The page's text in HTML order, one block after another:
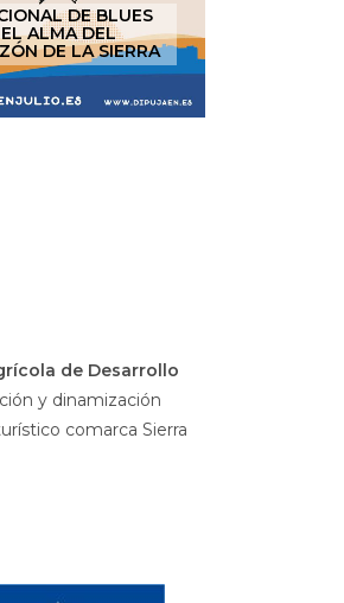
DE BLUES
ALMA DEL
DE LA SIERRA
de Desarrollo
y dinamización
comarca Sierra